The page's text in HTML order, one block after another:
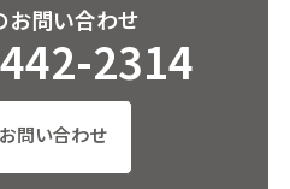
お問い合わせ
2314
お問い合わせ